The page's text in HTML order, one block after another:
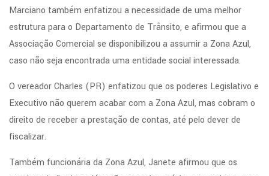
Marciano também enfatizou a necessidade de uma melhor
estrutura para o Departamento de Trânsito, e afirmou que a
Associação Comercial se disponibilizou a assumir a Zona Azul,
caso não seja encontrada uma entidade social interessada.
O vereador Charles (PR) enfatizou que os poderes Legislativo e
Executivo não querem acabar com a Zona Azul, mas cobram o
direito de receber a prestação de contas, até pelo dever de
fiscalizar.
Também funcionária da Zona Azul, Janete afirmou que os